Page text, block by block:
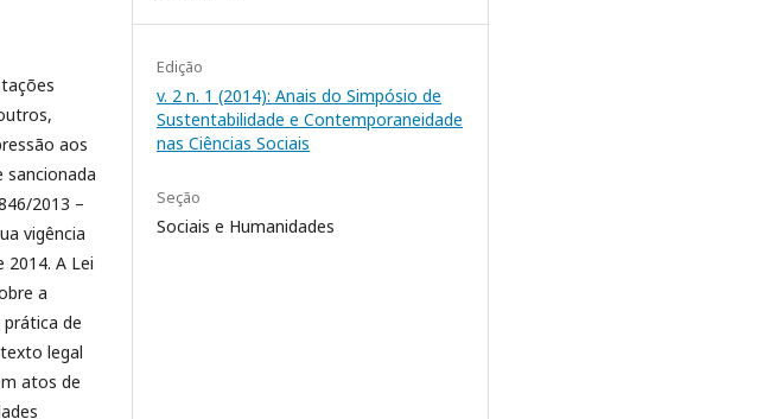
aos
sancionada
2013 –
vigência
A Lei
a
de
legal
atos de
Edição
v. 2 n. 1 (2014): Anais do Simpósio de
Sustentabilidade e Contemporaneidade
nas Ciências Sociais
Seção
Sociais e Humanidades